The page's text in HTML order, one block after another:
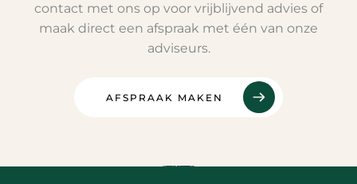
contact met ons op voor vrijblijvend advies of
maak direct een afspraak met één van onze
adviseurs.
AFSPRAAK MAKEN